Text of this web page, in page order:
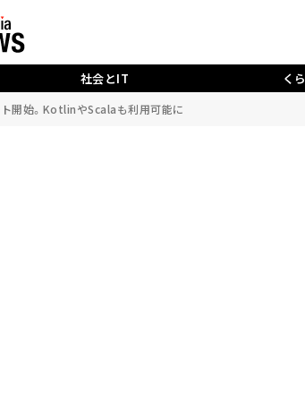
社会とIT く
始。KotlinやScalaも利用可能に